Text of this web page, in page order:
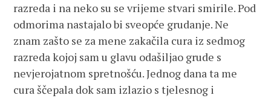
razreda i na neko su se vrijeme stvari smirile. Pod
odmorima nastajalo bi sveopće grudanje. Ne
znam zašto se za mene zakačila cura iz sedmog
razreda kojoj sam u glavu odašiljao grude s
nevjerojatnom spretnošću. Jednog dana ta me
cura ščepala dok sam izlazio s tjelesnog i